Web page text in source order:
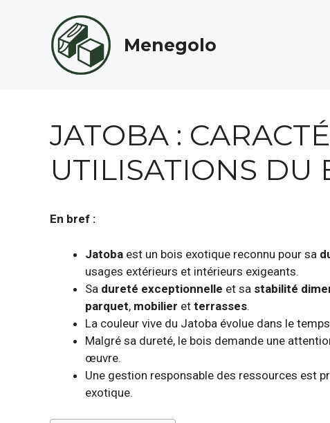
Menegolo
JATOBA :
UTILISATIONS DU
En bref :
Jatoba est un bois exotique reconnu pour sa
usages extérieurs et intérieurs exigeants.
Sa dureté exceptionnelle et sa stabilité
parquet, mobilier et terrasses.
La couleur vive du Jatoba évolue dans le
Malgré sa dureté, le bois demande une
œuvre.
Une gestion responsable des ressources est
exotique.